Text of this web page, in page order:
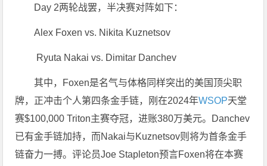
Day 2两轮战罢，半决赛对阵如下：
Alex Foxen vs. Nikita Kuznetsov
Ryuta Nakai vs. Dimitar Danchev
其中，Foxen是名气与体格同样突出的美国顶尖职
牌，正冲击个人第四条金手链，刚在2024年WSOP天堂
赛$100,000 Triton主赛夺冠，进账380万美元。Danchev
已有金手链加持，而Nakai与Kuznetsov则将为首条金手
链奋力一搏。评论员Joe Stapleton预言Foxen将在本赛